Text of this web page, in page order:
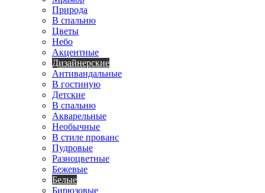
Природа
В спальню
Цветы
Небо
Акцентные
Дизайнерские
Антивандальные
В гостиную
Детские
В спальню
Акварельные
Необычные
В стиле прованс
Пудровые
Разноцветные
Бежевые
Белые
Бирюзовые